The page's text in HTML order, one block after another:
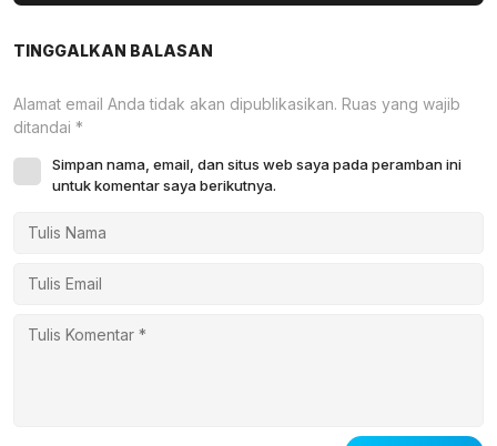
TINGGALKAN BALASAN
Alamat email Anda tidak akan dipublikasikan. Ruas yang wajib
ditandai *
Simpan nama, email, dan situs web saya pada peramban ini
untuk komentar saya berikutnya.